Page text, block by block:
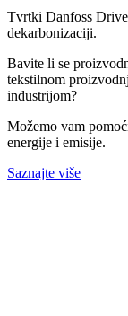
Tvrtki Danfoss
dekarbonizaciji.
Bavite li se
tekstilnom
industrijom?
Možemo vam
energije i emisije.
Saznajte više